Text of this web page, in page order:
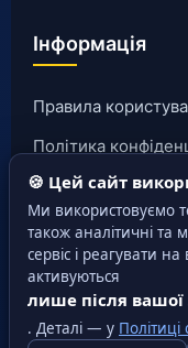
Інформація
Правила
Політика
Публічна оферта
Правила cookie
🍪 Цей сайт
Ми використовуємо
також аналітичні
сервіс і реагувати
активуються
лише після вашої
. Деталі — у Політиці